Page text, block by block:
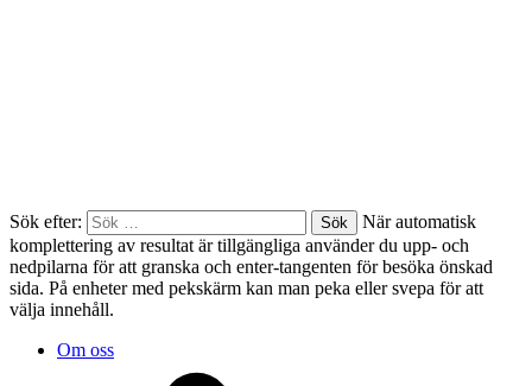
Sök efter:
När automatisk
komplettering av resultat är tillgängliga använder du upp- och
nedpilarna för att granska och enter-tangenten för besöka önskad
sida. På enheter med pekskärm kan man peka eller svepa för att
välja innehåll.
Om oss